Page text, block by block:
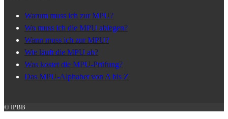
Warum muss ich zur MPU?
Wo muss ich die MPU ablegen?
Wann muss ich zur MPU?
Wie läuft die MPU ab?
Was kostet die MPU-Prüfung?
Das MPU-Alphabet von A bis Z
© IPBB